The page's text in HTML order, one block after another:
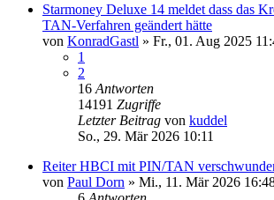
Starmoney Deluxe 14 meldet dass das
TAN-Verfahren geändert hätte
von KonradGastl » Fr., 01. Aug 2025
1
2
16 Antworten
14191 Zugriffe
Letzter Beitrag von kuddel
So., 29. Mär 2026 10:11
Reiter HBCI mit PIN/TAN
von Paul Dorn » Mi., 11. Mär 2026